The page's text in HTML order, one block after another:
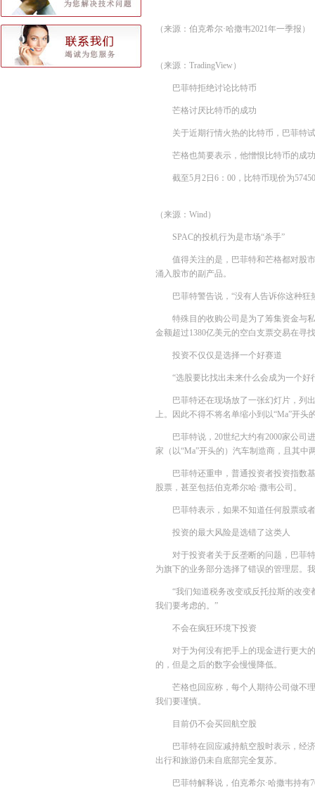
（来源：伯克希尔·哈撒韦2021年一季报）
（来源：TradingView）
巴菲特拒绝讨论比特币
芒格讨厌比特币的成功
关于近期行情火热的比特币，巴菲特
芒格也简要表示，他憎恨比特币的成
截至5月2日6：00，比特币现价为
（来源：Wind）
SPAC的投机行为是市场“杀手”
值得关注的是，巴菲特和芒格都对股
涌入股市的副产品。
巴菲特警告说，“没有人告诉你这种
特殊目的收购公司是为了筹集资金与
金额超过1380亿美元的空白支票交易在寻
投资不仅仅是选择一个好赛道
“选股要比找出未来什么会成为一个
巴菲特还在现场放了一张幻灯片，列
上。因此不得不将名单缩小到以“Ma”开
巴菲特说，20世纪大约有2000家公司
家（以“Ma”开头的）汽车制造商，且其中
巴菲特还重申，普通投资者投资指数
股票，甚至包括伯克希尔哈·撒韦公司。
巴菲特表示，如果不知道任何股票或
投资的最大风险是选错了这类人
对于投资者关于反垄断的问题，巴菲
为旗下的业务部分选择了错误的管理层。
“我们知道税务改变或反托拉斯的改
我们要考虑的。”
不会在疯狂环境下投资
对于为何没有把手上的现金进行更大
的，但是之后的数字会慢慢降低。
芒格也回应称，每个人期待公司做不
我们要谨慎。
目前仍不会买回航空股
巴菲特在回应减持航空股时表示，经
出行和旅游仍未自底部完全复苏。
巴菲特解释说，伯克希尔·哈撒韦持